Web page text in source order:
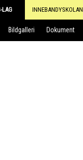
LAG INNEBANDYSKOLAN
Bildgalleri Dokument